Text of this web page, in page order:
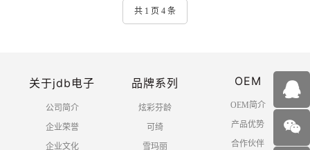
共 1 页 4 条
关于jdb电子
公司简介
企业荣誉
企业文化
品牌系列
炫彩芬龄
可绮
雪玛丽
OEM
OEM简介
产品优势
合作伙伴